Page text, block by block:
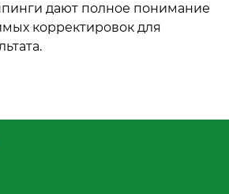
дают полное понимание
корректировок для